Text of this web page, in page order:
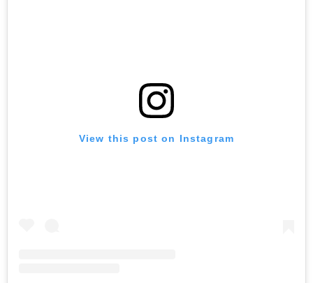
View this post on Instagram